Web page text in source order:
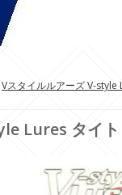
Vスタイルルアーズ V-style
Lures タイ